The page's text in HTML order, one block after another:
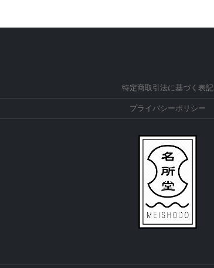
特定商取引法に基づく表記
プライバシーポリシー